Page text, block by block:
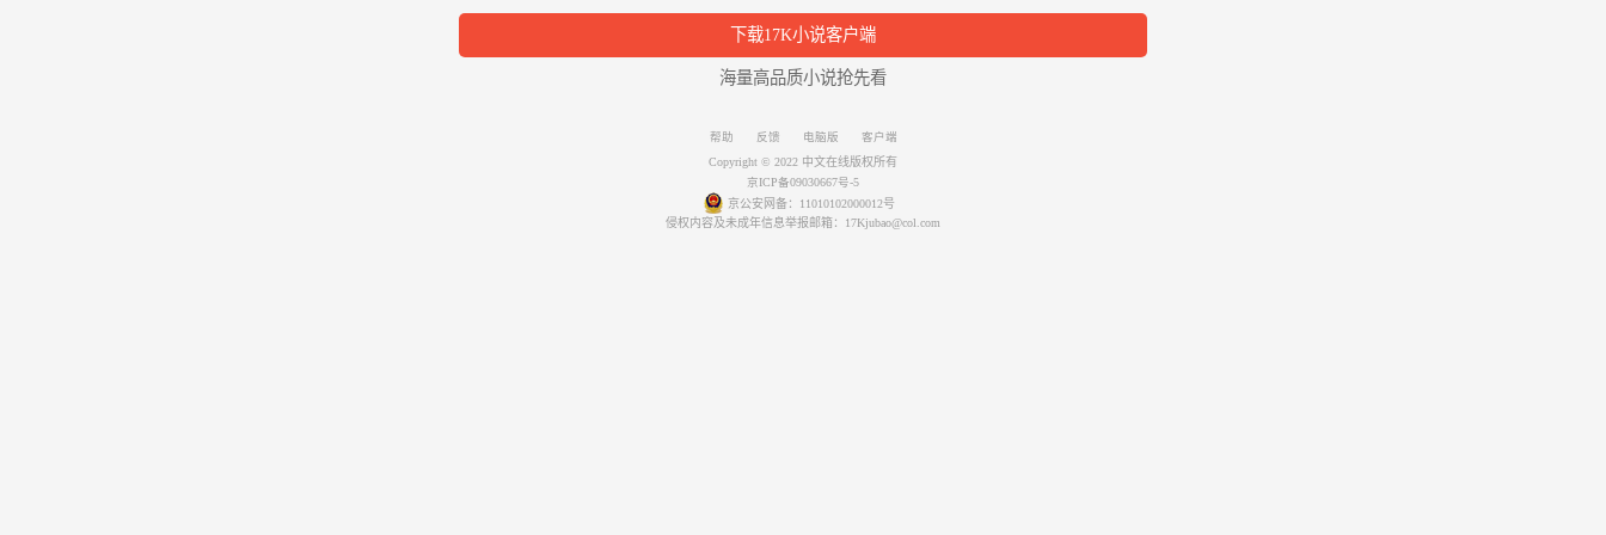
下载17K小说客户端
海量高品质小说抢先看
帮助 反馈 电脑版
客户端
Copyright © 2022 中文在线版权所有
京ICP备09030667号-5
京公安网备：11010102000012号
侵权内容及未成年信息举报邮箱：17Kjubao@col.com